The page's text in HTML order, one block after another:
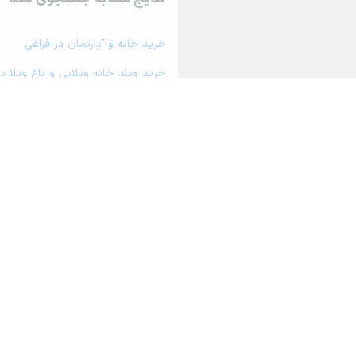
خرید خانه و آپارتمان در فراغی
خرید ویلا، خانه ویلایی و باغ ویلا